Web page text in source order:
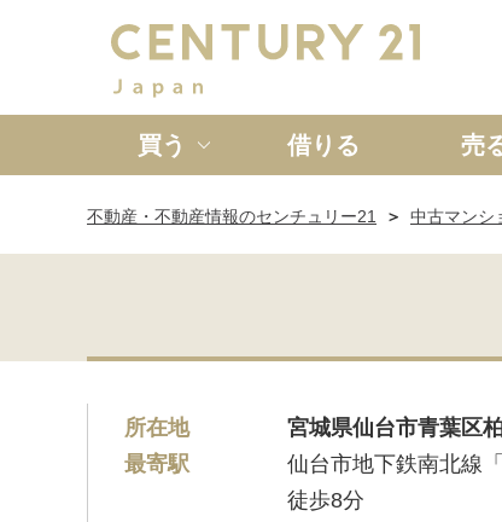
買う
新築一戸建て 中古
借りる 売
不動産・不動産情報のセンチュリー21 中古マンシ
所在地
宮城県仙台市青葉区
最寄駅
仙台市地下鉄南北線
徒歩8分